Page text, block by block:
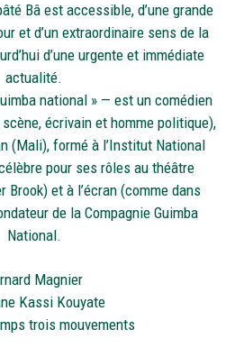
Bâ est accessible, d’une grande
et d’un extraordinaire sens de la
d’une urgente et immédiate
actualité.
national » — est un comédien
écrivain et homme politique),
(Mali), formé à l’Institut National
pour ses rôles au théâtre
Brook) et à l’écran (comme dans
de la Compagnie Guimba
National.
Magnier
Kassi Kouyate
trois mouvements